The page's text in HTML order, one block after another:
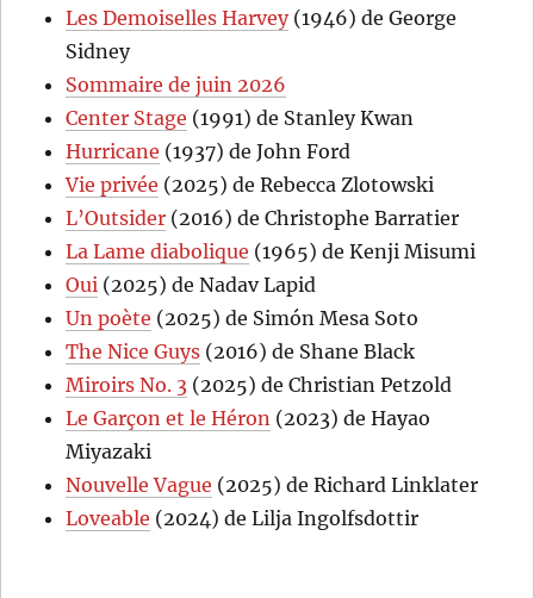
Les Demoiselles Harvey(1946) de George
Sidney
Sommaire de juin 2026
Center Stage (1991) de Stanley Kwan
Hurricane (1937) de John Ford
Vie privée (2025) de Rebecca Zlotowski
L’Outsider (2016) de Christophe Barratier
La Lame diabolique (1965) de Kenji Misumi
Oui (2025) de Nadav Lapid
Un poète (2025) de Simón Mesa Soto
The Nice Guys (2016) de Shane Black
Miroirs No. 3 (2025) de Christian Petzold
Le Garçon et le Héron (2023) de Hayao
Miyazaki
Nouvelle Vague (2025) de Richard Linklater
Loveable (2024) de Lilja Ingolfsdottir